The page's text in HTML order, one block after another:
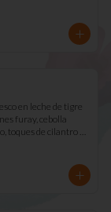
en leche de tigre
furay, cebolla
toques de cilantro y